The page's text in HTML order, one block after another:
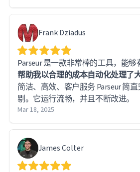
Frank Dziadus
Parseur 是一款非常棒的工具，能够
帮助我以合理的成本自动化处理了
简洁、高效、客户服务 Parseur 简
剔。它运行流畅，并且不断改进。
Mar 18, 2025
James Colter